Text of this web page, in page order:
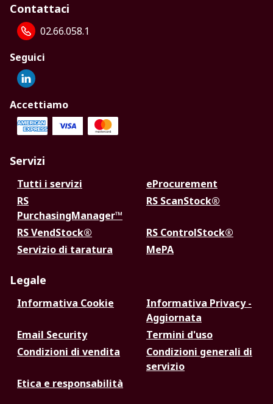
Contattaci
02.66.058.1
Seguici
Accettiamo
Servizi
Tutti i servizi
eProcurement
RS
PurchasingManager™
RS ScanStock®
RS VendStock®
RS ControlStock®
Servizio di taratura
MePA
Legale
Informativa Cookie
Informativa Privacy -
Aggiornata
Email Security
Termini d'uso
Condizioni di vendita
Condizioni generali di
servizio
Etica e responsabilità